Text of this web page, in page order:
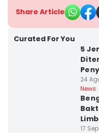
Share Article
Curated For You
5
24
News
17